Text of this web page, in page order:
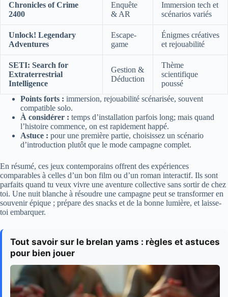
Chronicles of Crime
2400
Enquête
& AR
Immersion tech et
scénarios variés
Unlock! Legendary
Adventures
Escape-
game
Énigmes créatives
et rejouabilité
SETI: Search for
Extraterrestrial
Intelligence
Gestion &
Déduction
Thème
scientifique
poussé
Points forts : immersion, rejouabilité scénarisée, souvent
compatible solo.
À considérer : temps d’installation parfois long; mais quand
l’histoire commence, on est rapidement happé.
Astuce : pour une première partie, choisissez un scénario
d’introduction plutôt que le mode campagne complet.
En résumé, ces jeux contemporains offrent des expériences
comparables à celles d’un bon film ou d’un roman interactif. Ils sont
parfaits quand tu veux vivre une aventure collective sans sortir de chez
toi. Une nuit blanche à résoudre une campagne peut se transformer en
souvenir épique ; prépare des snacks et de la bonne lumière, et laisse-
toi embarquer.
Tout savoir sur le brelan yams : règles et astuces
pour bien jouer